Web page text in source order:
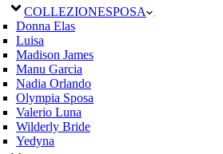
COLLEZIONESPOSA
Donna Elas
Luisa
Madison James
Manu Garcia
Nadia Orlando
Olympia Sposa
Valerio Luna
Wilderly Bride
Yedyna